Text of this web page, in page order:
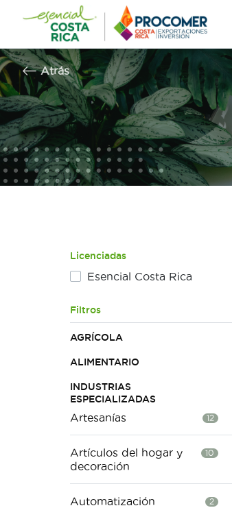
contenido
Atrás
Licenciadas
Esencial Costa Rica
Filtros
AGRÍCOLA
ALIMENTARIO
INDUSTRIAS
ESPECIALIZADAS
Artesanías 12
Artículos del hogar y
decoración
10
Automatización
2